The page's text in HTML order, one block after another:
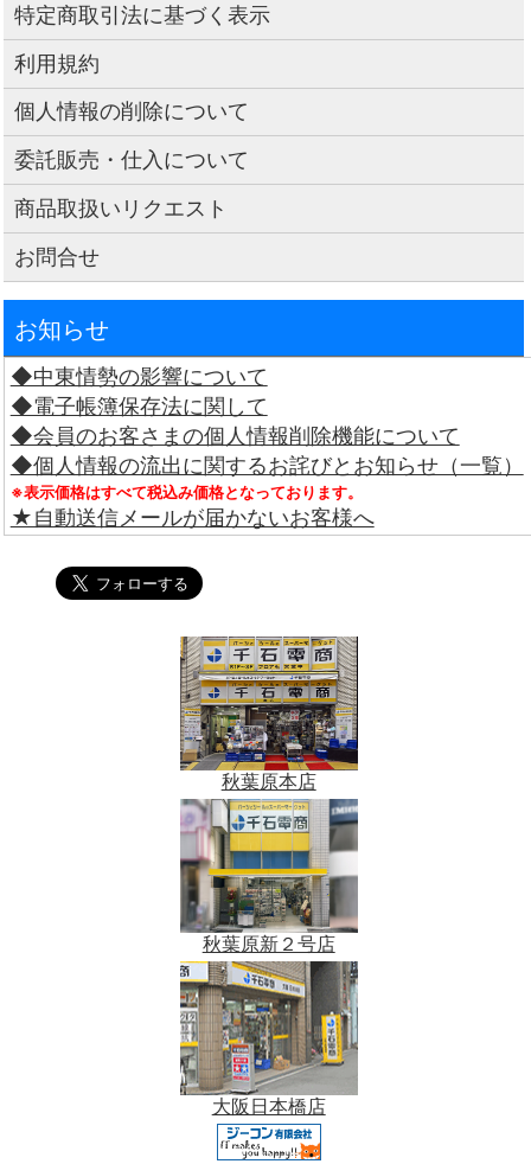
特定商取引法に基づく表示
利用規約
個人情報の削除について
委託販売・仕入について
商品取扱いリクエスト
お問合せ
お知らせ
◆中東情勢の影響について
◆電子帳簿保存法に関して
◆会員のお客さまの個人情報削除機能について
◆個人情報の流出に関するお詫びとお知らせ（一覧）
※表示価格はすべて税込み価格となっております。
★自動送信メールが届かないお客様へ
秋葉原本店
秋葉原新２号店
大阪日本橋店